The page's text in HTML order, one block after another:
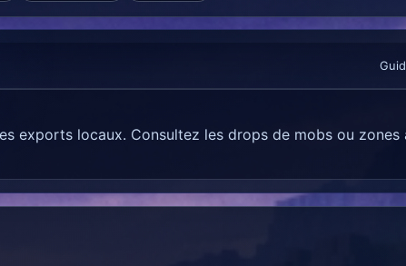
exports locaux. Consultez les drops de mobs ou zones